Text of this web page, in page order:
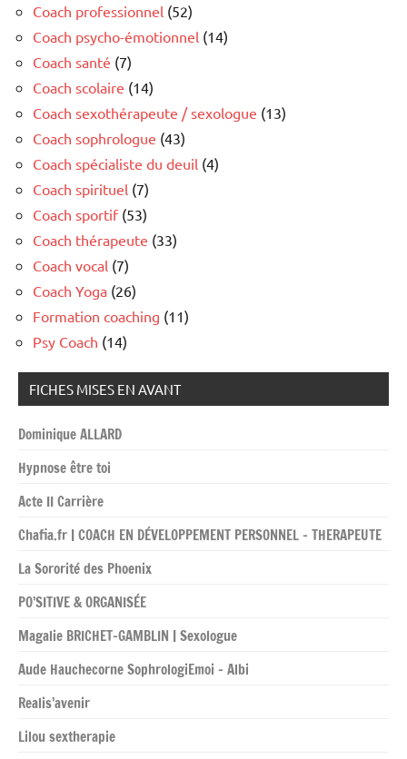
Coach professionnel (52)
Coach psycho-émotionnel (14)
Coach santé (7)
Coach scolaire (14)
Coach sexothérapeute / sexologue (13)
Coach sophrologue (43)
Coach spécialiste du deuil (4)
Coach spirituel (7)
Coach sportif(53)
Coach thérapeute (33)
Coach vocal (7)
Coach Yoga (26)
Formation coaching (11)
Psy Coach (14)
FICHES MISES EN AVANT
Dominique ALLARD
Hypnose être toi
Acte II Carrière
Chafia.fr | COACH EN DÉVELOPPEMENT PERSONNEL – THERAPEUTE
La Sororité des Phoenix
PO’SITIVE & ORGANISÉE
Magalie BRICHET-GAMBLIN | Sexologue
Aude Hauchecorne SophrologiEmoi – Albi
Realis’avenir
Lilou sextherapie